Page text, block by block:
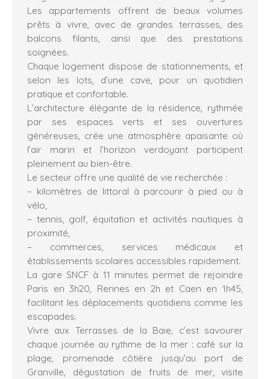
Les appartements offrent de beaux volumes
prêts à vivre, avec de grandes terrasses, des
balcons filants, ainsi que des prestations
soignées.
Chaque logement dispose de stationnements, et
selon les lots, d’une cave, pour un quotidien
pratique et confortable.
L’architecture élégante de la résidence, rythmée
par ses espaces verts et ses ouvertures
généreuses, crée une atmosphère apaisante où
l’air marin et l’horizon verdoyant participent
pleinement au bien-être.
Le secteur offre une qualité de vie recherchée :
– kilomètres de littoral à parcourir à pied ou à
vélo,
– tennis, golf, équitation et activités nautiques à
proximité,
– commerces, services médicaux et
établissements scolaires accessibles rapidement.
La gare SNCF à 11 minutes permet de rejoindre
Paris en 3h20, Rennes en 2h et Caen en 1h45,
facilitant les déplacements quotidiens comme les
escapades.
Vivre aux Terrasses de la Baie, c’est savourer
chaque journée au rythme de la mer : café sur la
plage, promenade côtière jusqu’au port de
Granville, dégustation de fruits de mer, visite